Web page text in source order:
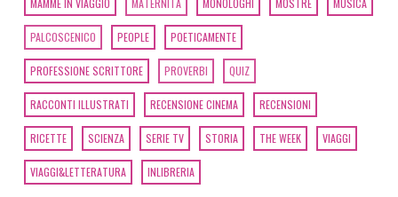
PALCOSCENICO PEOPLE POETICAMENTE
PROFESSIONE SCRITTORE PROVERBI QUIZ
RACCONTI ILLUSTRATI RECENSIONE CINEMA RECENSIONI
RICETTE SCIENZA SERIE TV STORIA THE WEEK VIAGGI
VIAGGI&LETTERATURA INLIBRERIA